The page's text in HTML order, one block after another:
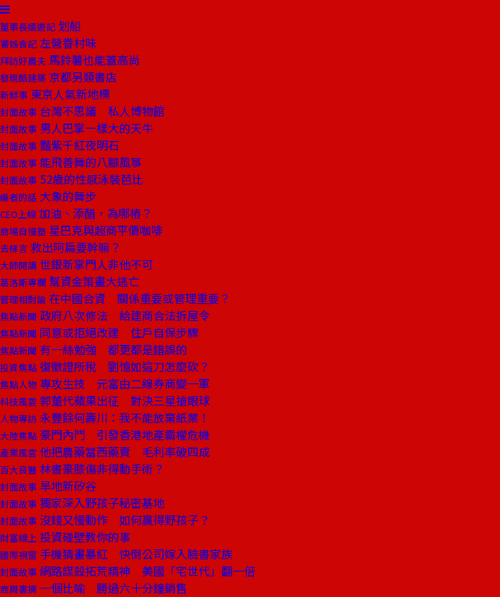
董事長嬉遊記 划船
饕姊食記 左營眷村味
拜訪好農夫 馬鈴薯也能蓋高尚
發現酷建築 京都另類書店
新鮮事 東京人氣新地標
封面故事 台灣不思議 私人博物館
封面故事 男人巴掌一樣大的天牛
封面故事 豔紫千紅夜明石
封面故事 能飛善舞的八腳風箏
封面故事 52歲的性感泳裝芭比
編者的話 大象的舞步
CEO上線 加油、添醋，為哪樁？
商場自慢塾 星巴克與超商平價咖啡
去梯言 救出阿扁要幹嘛？
大師開講 世銀新掌門人非他不可
葛洛斯專欄 幫資金策畫大逃亡
管理相對論 在中國合資 關係重要或管理重要？
焦點新聞 政府八次修法 給建商合法拆屋令
焦點新聞 同意或拒絕改建 住戶自保步驟
焦點新聞 有一絲勉強 都更都是錯誤的
投資焦點 復徵證所稅 劉憶如這刀怎麼砍？
焦點人物 專攻生技 元富由二線券商變一軍
科技風雲 郭董代蘋果出征 對決三星搶眼球
人物專訪 永豐餘何壽川：我不能放棄紙業！
大陸焦點 豪門內鬥 引發香港地產霸權危機
產業風雲 他把農藥當西藥賣 毛利率破四成
百大良醫 林書豪膝傷非得動手術？
封面故事 旱地新矽谷
封面故事 獨家深入野孩子秘密基地
封面故事 沒錢又慢動作 如何贏得野孩子？
財富線上 投資碰壁教你的事
國際視窗 手機猜畫暴紅 快倒公司嫁入臉書家族
封面故事 網路謀殺拓荒精神 美國「宅世代」翻一倍
商周書摘 一個比喻 勝過六十分鐘銷售